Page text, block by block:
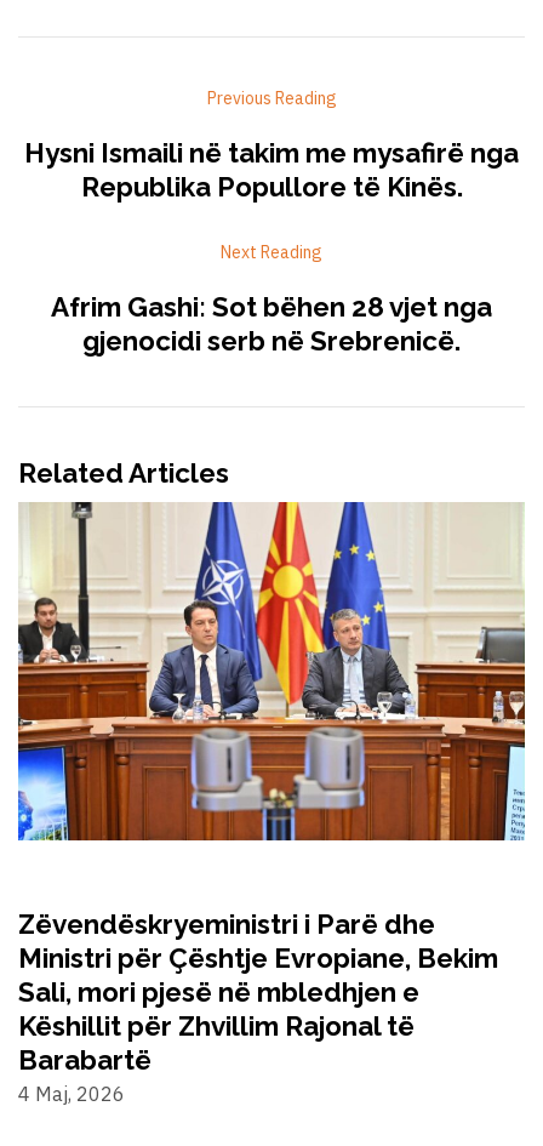
Previous Reading
Hysni Ismaili në takim me mysafirë nga
Republika Popullore të Kinës.
Next Reading
Afrim Gashi: Sot bëhen 28 vjet nga
gjenocidi serb në Srebrenicë.
Related Articles
Zëvendëskryeministri i Parë dhe
Ministri për Çështje Evropiane, Bekim
Sali, mori pjesë në mbledhjen e
Këshillit për Zhvillim Rajonal të
Barabartë
4 Maj, 2026